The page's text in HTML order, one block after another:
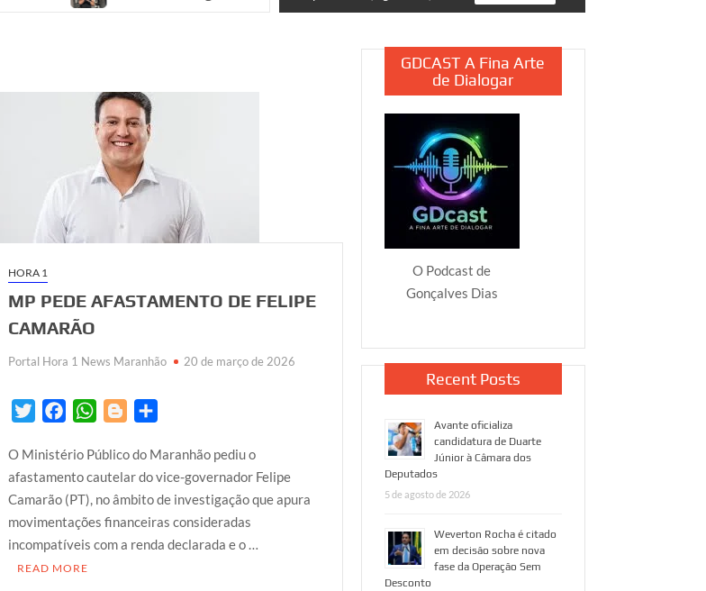
HORA 1
MP PEDE AFASTAMENTO DE FELIPE
CAMARÃO
Portal Hora 1 News Maranhão 20 de março de 2026
i
t
t
e
r
c
e
b
o
o
k
W
a
t
s
A
p
o
g
g
e
r
a
r
e
O Ministério Público do Maranhão pediu o
afastamento cautelar do vice-governador Felipe
Camarão (PT), no âmbito de investigação que apura
movimentações financeiras consideradas
incompatíveis com a renda declarada e o …
READ MORE
GDCAST A Fina Arte
de Dialogar
O Podcast de
Gonçalves Dias
Recent Posts
Avante oficializa
candidatura de Duarte
Júnior à Câmara dos
Deputados
5 de agosto de 2026
Weverton Rocha é citado
em decisão sobre nova
fase da Operação Sem
Desconto